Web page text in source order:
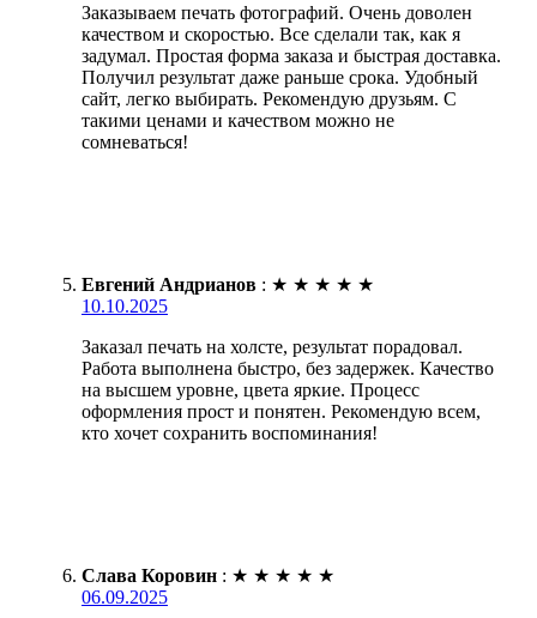
Заказываем печать фотографий. Очень доволен
качеством и скоростью. Все сделали так, как я
задумал. Простая форма заказа и быстрая доставка.
Получил результат даже раньше срока. Удобный
сайт, легко выбирать. Рекомендую друзьям. С
такими ценами и качеством можно не
сомневаться!
Евгений Андрианов : ★ ★ ★ ★ ★
10.10.2025
Заказал печать на холсте, результат порадовал.
Работа выполнена быстро, без задержек. Качество
на высшем уровне, цвета яркие. Процесс
оформления прост и понятен. Рекомендую всем,
кто хочет сохранить воспоминания!
Слава Коровин : ★ ★ ★ ★ ★
06.09.2025